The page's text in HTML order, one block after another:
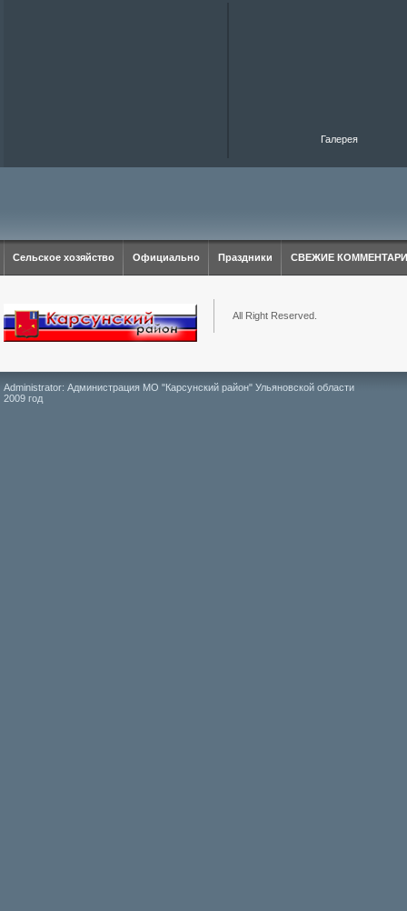
Галерея
Сельское хозяйство Официально Праздники СВЕЖИЕ
All Right Reserved.
Administrator: Администрация МО "Карсунский район" Ульяновской области
2009 год